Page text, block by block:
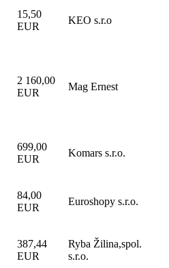
15,50
EUR
KEO s.r.o
2 160,00
EUR
Mag Ernest
699,00
EUR
Komars s.r.o.
84,00
EUR
Euroshopy s.r.o.
387,44
EUR
Ryba Žilina,spol.
s.r.o.